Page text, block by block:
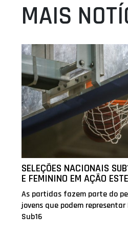
MAIS
SELEÇÕES NACIONAIS
E FEMININO EM AÇÃO
As partidas fazem parte do
jovens que podem
Sub16